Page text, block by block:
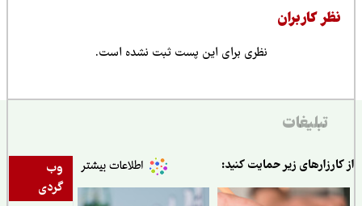
نظر کاربران
نظری برای این پست ثبت نشده است.
تبلیغات
وب
گردی
از کارزارهای زیر حمایت کنید: